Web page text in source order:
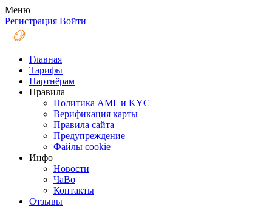
Меню
Регистрация Войти
Главная
Тарифы
Партнёрам
Правила
Политика AML и KYC
Верификация карты
Правила сайта
Предупреждение
Файлы coоkie
Инфо
Новости
ЧаВо
Контакты
Отзывы